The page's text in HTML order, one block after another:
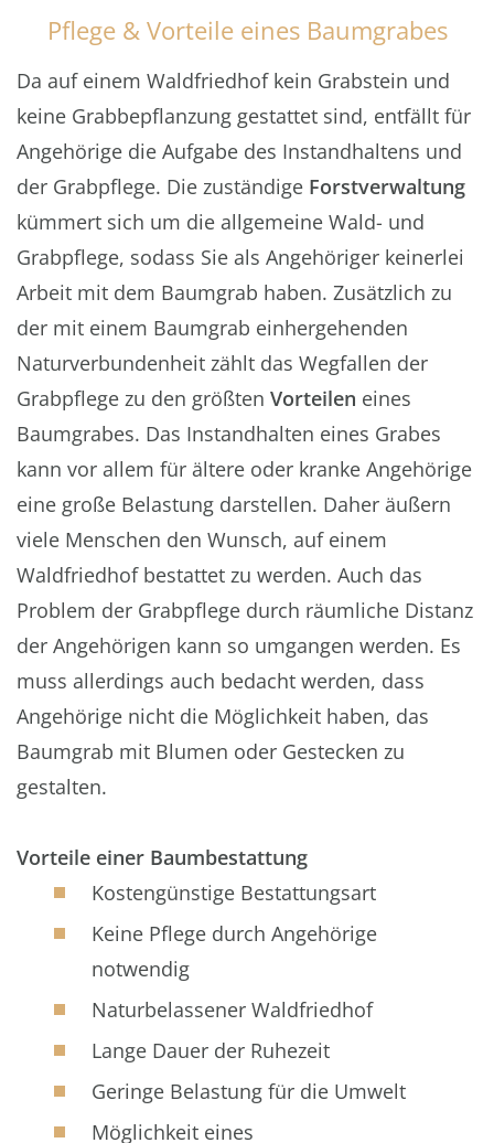
Pflege & Vorteile eines Baumgrabes
Da auf einem Waldfriedhof kein Grabstein und
keine Grabbepflanzung gestattet sind, entfällt für
Angehörige die Aufgabe des Instandhaltens und
der Grabpflege. Die zuständige Forstverwaltung
kümmert sich um die allgemeine Wald- und
Grabpflege, sodass Sie als Angehöriger keinerlei
Arbeit mit dem Baumgrab haben. Zusätzlich zu
der mit einem Baumgrab einhergehenden
Naturverbundenheit zählt das Wegfallen der
Grabpflege zu den größten Vorteilen eines
Baumgrabes. Das Instandhalten eines Grabes
kann vor allem für ältere oder kranke Angehörige
eine große Belastung darstellen. Daher äußern
viele Menschen den Wunsch, auf einem
Waldfriedhof bestattet zu werden. Auch das
Problem der Grabpflege durch räumliche Distanz
der Angehörigen kann so umgangen werden. Es
muss allerdings auch bedacht werden, dass
Angehörige nicht die Möglichkeit haben, das
Baumgrab mit Blumen oder Gestecken zu
gestalten.
Vorteile einer Baumbestattung
Kostengünstige Bestattungsart
Keine Pflege durch Angehörige
notwendig
Naturbelassener Waldfriedhof
Lange Dauer der Ruhezeit
Geringe Belastung für die Umwelt
Möglichkeit eines